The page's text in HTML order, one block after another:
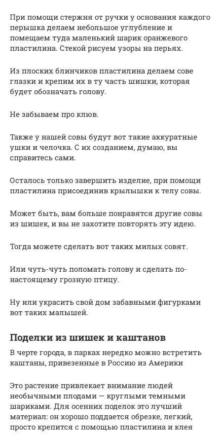
При помощи стержня от ручки у основания каждого
перышка делаем небольшое углубление и
помещаем туда маленький шарик оранжевого
пластилина. Стекой рисуем узоры на перьях.
Из плоских блинчиков пластилина делаем сове
глазки и крепим их в ту часть шишки, которая
будет обозначать голову.
Не забываем про клюв.
Также у нашей совы будут вот такие аккуратные
ушки и челочка. С их созданием, думаю, вы
справитесь сами.
Осталось только завершить изделие, при помощи
пластилина присоединив крылышки к телу совы.
Может быть, вам больше понравятся другие совы
из шишек, и вы не захотите повторять эту идею.
Тогда можете сделать вот таких милых совят.
Или чуть-чуть поломать голову и сделать по-
настоящему грозную птицу.
Ну или украсить свой дом забавными фигурками
вот таких малышей.
Поделки из шишек и каштанов
В черте города, в парках нередко можно встретить
каштаны, привезенные в Россию из Америки
Это растение привлекает внимание людей
необычными плодами — круглыми темными
шариками. Для осенних поделок это лучший
материал: он хорошо поддается обрезке, легкий,
просто крепится с помощью пластилина и клея